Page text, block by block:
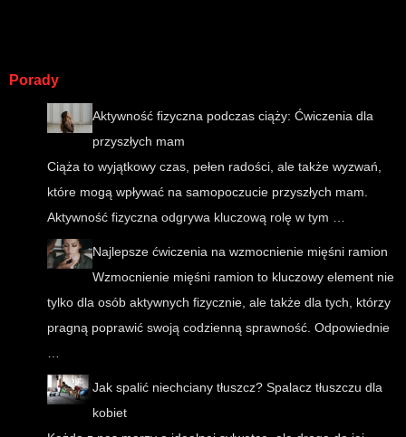
Porady
Aktywność fizyczna podczas ciąży: Ćwiczenia dla
przyszłych mam
Ciąża to wyjątkowy czas, pełen radości, ale także wyzwań,
które mogą wpływać na samopoczucie przyszłych mam.
Aktywność fizyczna odgrywa kluczową rolę w tym …
Najlepsze ćwiczenia na wzmocnienie mięśni ramion
Wzmocnienie mięśni ramion to kluczowy element nie
tylko dla osób aktywnych fizycznie, ale także dla tych, którzy
pragną poprawić swoją codzienną sprawność. Odpowiednie
Jak spalić niechciany tłuszcz? Spalacz tłuszczu dla
kobiet